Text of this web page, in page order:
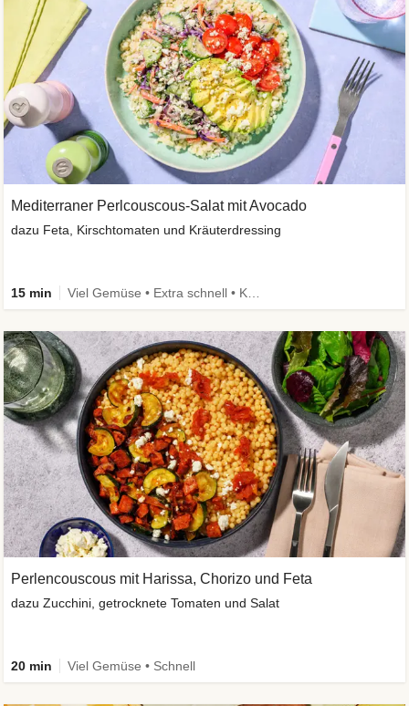
Mediterraner Perlcouscous-Salat mit Avocado
dazu Feta, Kirschtomaten und Kräuterdressing
15 min
Perlencouscous mit Harissa, Chorizo und Feta
dazu Zucchini, getrocknete Tomaten und Salat
20 min Viel Gemüse • Schnell